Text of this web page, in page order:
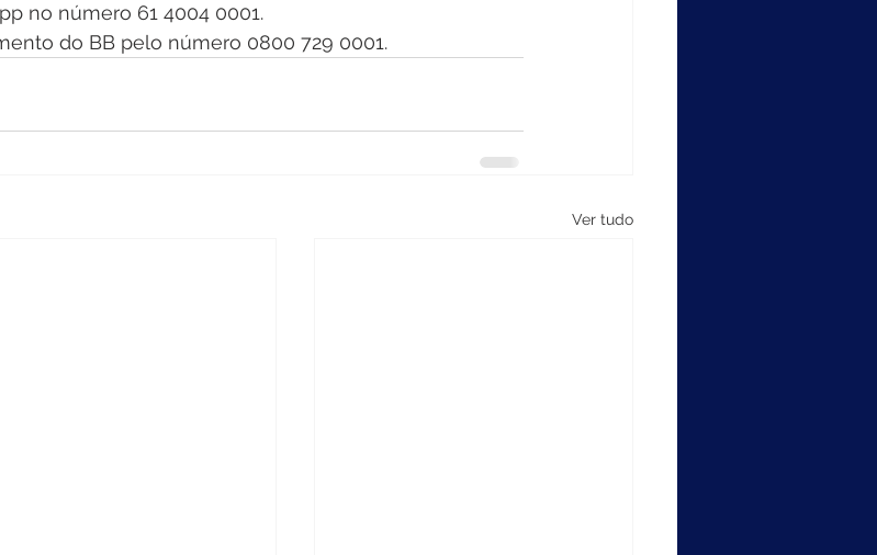
no número 61 4004 0001.
do BB pelo número 0800 729 0001.
Ver tudo